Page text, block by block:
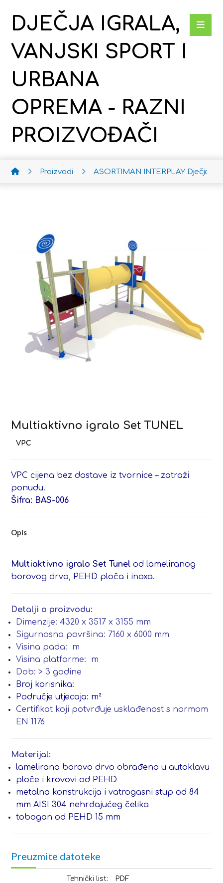
DJEČJA IGRALA,
VANJSKI SPORT I
URBANA
OPREMA - RAZNI
PROIZVOĐAČI
Proizvodi ASORTIMAN INTERPLAY Dječja
Multiaktivno igralo Set TUNEL
VPC cijena bez dostave iz tvornice – zatraži
ponudu.
Šifra: BAS-006
Opis
Multiaktivno igralo Set Tunelod lameliranog
borovog drva, PEHD ploča i inoxa.
Detalji o proizvodu:
Dimenzije: 4320 x 3517 x 3155 mm
Sigurnosna površina: 7160 x 6000 mm
Visina pada: m
Visina platforme: m
Dob: > 3 godine
Broj korisnika:
Područje utjecaja: m²
Certifikat koji potvrđuje usklađenost s normom
EN 1176
Materijal:
lamelirano borovo drvo obrađeno u autoklavu
ploče i krovovi od PEHD
metalna konstrukcija i vatrogasni stup od 84
mm AISI 304 nehrđajućeg čelika
tobogan od PEHD 15 mm
Preuzmite datoteke
Tehnički list: PDF